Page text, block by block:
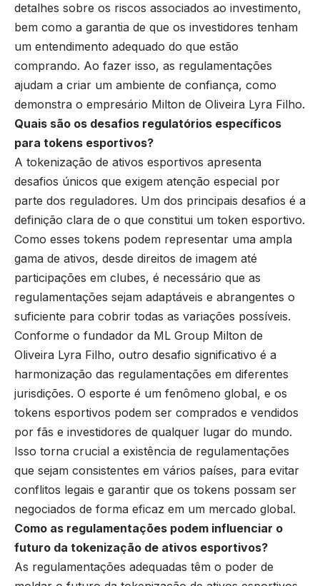
detalhes sobre os riscos associados ao investimento,
bem como a garantia de que os investidores tenham
um entendimento adequado do que estão
comprando. Ao fazer isso, as regulamentações
ajudam a criar um ambiente de confiança, como
demonstra o empresário Milton de Oliveira Lyra Filho.
Quais são os desafios regulatórios específicos
para tokens esportivos?
A tokenização de ativos esportivos apresenta
desafios únicos que exigem atenção especial por
parte dos reguladores. Um dos principais desafios é a
definição clara de o que constitui um token esportivo.
Como esses tokens podem representar uma ampla
gama de ativos, desde direitos de imagem até
participações em clubes, é necessário que as
regulamentações sejam adaptáveis e abrangentes o
suficiente para cobrir todas as variações possíveis.
Conforme o fundador da ML Group Milton de
Oliveira Lyra Filho, outro desafio significativo é a
harmonização das regulamentações em diferentes
jurisdições. O esporte é um fenômeno global, e os
tokens esportivos podem ser comprados e vendidos
por fãs e investidores de qualquer lugar do mundo.
Isso torna crucial a existência de regulamentações
que sejam consistentes em vários países, para evitar
conflitos legais e garantir que os tokens possam ser
negociados de forma eficaz em um mercado global.
Como as regulamentações podem influenciar o
futuro da tokenização de ativos esportivos?
As regulamentações adequadas têm o poder de